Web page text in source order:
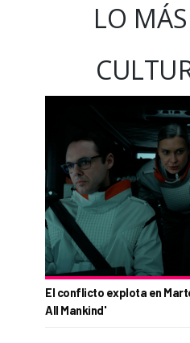
LO
El conflicto explota en
All Mankind'